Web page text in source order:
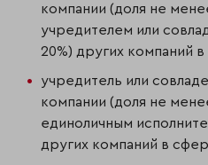
компании (доля не
учредителем или
20%) других компаний
учредитель или
компании (доля не
единоличным
других компаний в